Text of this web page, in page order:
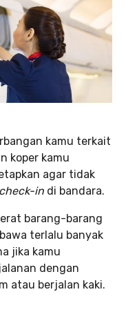
kamu terkait
koper kamu
agar tidak
check-in di bandara.
barang-barang
terlalu banyak
jika kamu
dengan
atau berjalan kaki.